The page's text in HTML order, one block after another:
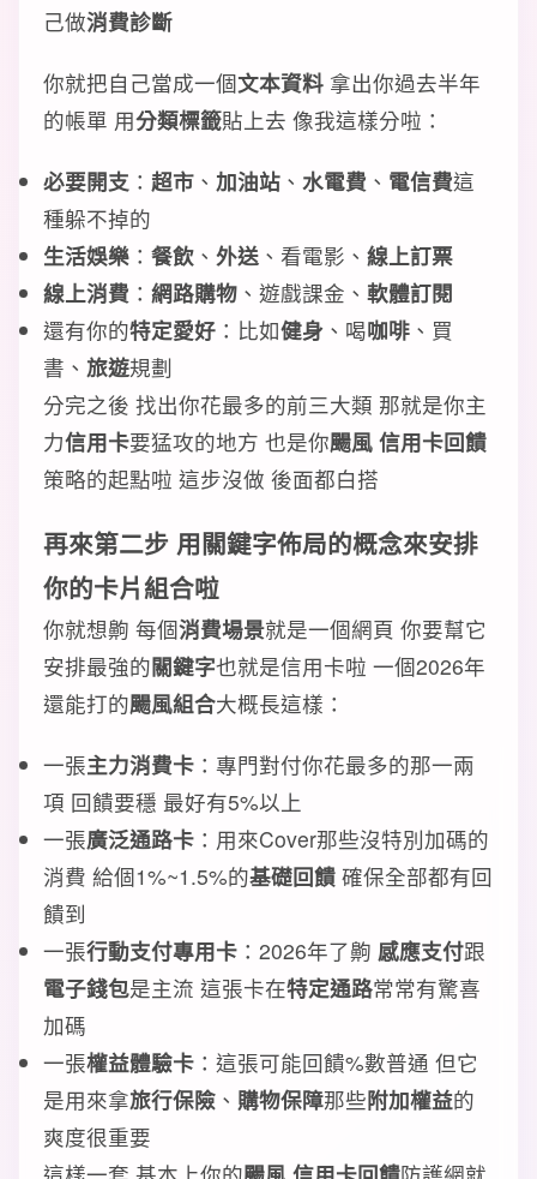
己做消費診斷
你就把自己當成一個文本資料 拿出你過去半年
的帳單 用分類標籤貼上去 像我這樣分啦：
必要開支 ： 超市 、 加油站 、 水電費 、 電信費這
種躲不掉的
生活娛樂 ： 餐飲 、 外送 、看電影、 線上訂票
線上消費 ： 網路購物 、遊戲課金、 軟體訂閱
還有你的特定愛好 ：比如健身 、喝咖啡 、買
書、 旅遊規劃
分完之後 找出你花最多的前三大類 那就是你主
力信用卡要猛攻的地方 也是你颺風 信用卡回饋
策略的起點啦 這步沒做 後面都白搭
再來第二步 用關鍵字佈局的概念來安排
你的卡片組合啦
你就想齁 每個消費場景就是一個網頁 你要幫它
安排最強的關鍵字也就是信用卡啦 一個2026年
還能打的颺風組合大概長這樣：
一張主力消費卡 ：專門對付你花最多的那一兩
項 回饋要穩 最好有5%以上
一張廣泛通路卡 ：用來Cover那些沒特別加碼的
消費 給個1%~1.5%的基礎回饋 確保全部都有回
饋到
一張行動支付專用卡 ：2026年了齁 感應支付跟
電子錢包是主流 這張卡在特定通路常常有驚喜
加碼
一張權益體驗卡 ：這張可能回饋%數普通 但它
是用來拿旅行保險 、 購物保障那些附加權益的
爽度很重要